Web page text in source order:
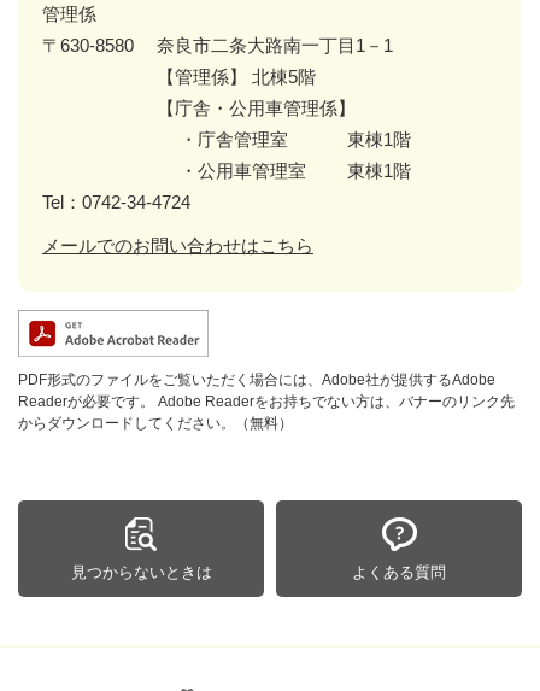
管理係
〒630-8580
奈良市二条大路南一丁目1－1
【管理係】 北棟5階
【庁舎・公用車管理係】
・庁舎管理室 東棟1階
・公用車管理室 東棟1階
Tel：0742-34-4724
メールでのお問い合わせはこちら
PDF形式のファイルをご覧いただく場合には、Adobe社が提供するAdobe
Readerが必要です。
Adobe Readerをお持ちでない方は、バナーのリンク先
からダウンロードしてください。（無料）
見つからないときは よくある質問